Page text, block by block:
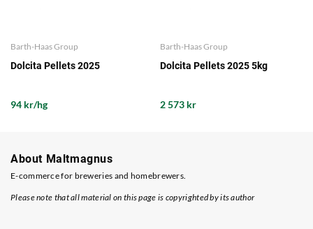
Barth-Haas Group
Dolcita Pellets 2025
94 kr/hg
Barth-Haas Group
Dolcita Pellets 2025 5kg
2 573 kr
About Maltmagnus
E-commerce for breweries and homebrewers.
Please note that all material on this page is copyrighted by its author